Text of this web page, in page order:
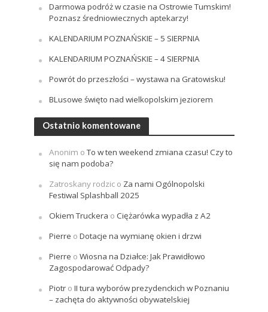
Darmowa podróż w czasie na Ostrowie Tumskim!
Poznasz średniowiecznych aptekarzy!
KALENDARIUM POZNAŃSKIE – 5 SIERPNIA
KALENDARIUM POZNAŃSKIE – 4 SIERPNIA
Powrót do przeszłości – wystawa na Gratowisku!
BLusowe święto nad wielkopolskim jeziorem
Ostatnio komentowane
Anonim oTo w ten weekend zmiana czasu! Czy to
się nam podoba?
Zatroskany rodzico Za nami Ogólnopolski
Festiwal Splashball 2025
Okiem Truckera o Ciężarówka wypadła z A2
Pierre o Dotacje na wymianę okien i drzwi
Pierre o Wiosna na Działce: Jak Prawidłowo
Zagospodarować Odpady?
Piotro II tura wyborów prezydenckich w Poznaniu
– zachęta do aktywności obywatelskiej